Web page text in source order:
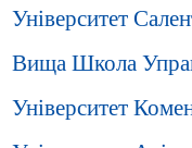
Університет
Вища Школа
Університет